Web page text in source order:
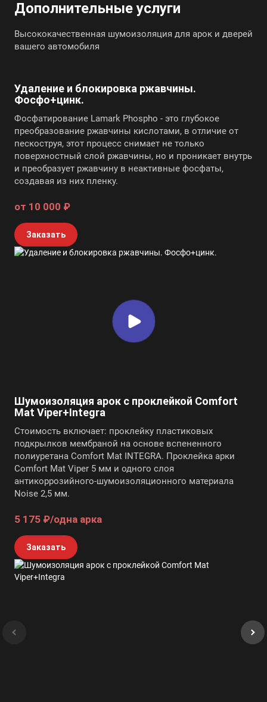
Дополнительные услуги
Высококачественная шумоизоляция для арок и дверей
вашего автомобиля
Удаление и блокировка ржавчины.
Фосфо+цинк.
Фосфатирование Lamark Phospho - это глубокое
преобразование ржавчины кислотами, в отличие от
пескоструя, этот процесс снимает не только
поверхностный слой ржавчины, но и проникает внутрь
и преобразует ржавчину в неактивные фосфаты,
создавая из них пленку.
от 10 000 ₽
Заказать
Шумоизоляция арок с проклейкой Comfort
Mat Viper+Integra
Стоимость включает: проклейку пластиковых
подкрылков мембраной на основе вспененного
полиуретана Comfort Mat INTEGRA. Проклейка арки
Comfort Mat Viper 5 мм и одного слоя
антикоррозийного-шумоизоляционного материала
Noise 2,5 мм.
5 175 ₽/одна арка
Заказать